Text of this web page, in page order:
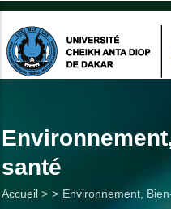
Aller
contenu
principal
santé
Fil
Accueil > Environnement,